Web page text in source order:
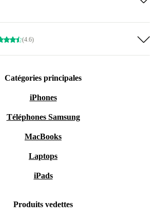
(4.6)
Catégories principales
iPhones
Téléphones Samsung
MacBooks
Laptops
iPads
Produits vedettes